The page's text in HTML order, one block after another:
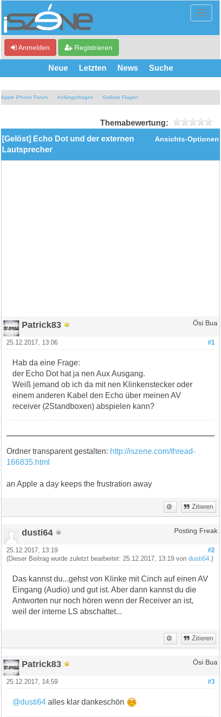
Anmelden Registrieren
Neue Letzten News Suche
Apple iPhone Forum Anfängerfragen Gelöste Fragen
Themabewertung:
Ansichts-Optionen
[Gelöst] Echo Dot und der externen
Lautsprecher
Patrick83 Ösi Bua
#1
25.12.2017, 13:06
Hab da eine Frage:
der Echo Dot hat ja nen Aux Ausgang.
Weiß jemand ob ich da mit nen Klinkenstecker oder
einem anderen Kabel den Echo über meinen AV
receiver (2Standboxen) abspielen kann?
Ordner transparent gestalten: http://iszene.com/thread-
166835.html
an Apple a day keeps the frustration away
Zitieren
dusti64 Posting Freak
#2
25.12.2017, 13:19
(Dieser Beitrag wurde zuletzt bearbeitet: 25.12.2017, 13:19 vondusti64 .)
Das kannst du...gehst von Klinke mit Cinch auf einen AV
Eingang (Audio) und gut ist. Aber dann kannst du die
Antworten nur noch hören wenn der Receiver an ist,
weil der interne LS abschaltet...
Zitieren
Patrick83 Ösi Bua
#3
25.12.2017, 14:59
@dusti64 alles klar dankeschön